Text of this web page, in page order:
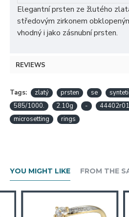
Elegantní prsten ze žlutého
středovým zirkonem
vhodný i jako zásnubní prsten.
REVIEWS
Tags: zlatý prsten se
585/1000.
2.10g -
microsetting
rings
YOU MIGHT LIKE FROM THE